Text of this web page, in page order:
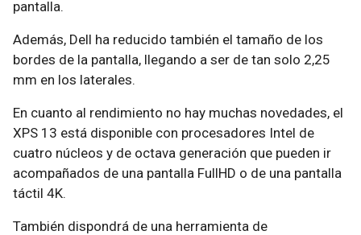
pantalla.
Además, Dell ha reducido también el tamaño de los
bordes de la pantalla, llegando a ser de tan solo 2,25
mm en los laterales.
En cuanto al rendimiento no hay muchas novedades, el
XPS 13 está disponible con procesadores Intel de
cuatro núcleos y de octava generación que pueden ir
acompañados de una pantalla FullHD o de una pantalla
táctil 4K.
También dispondrá de una herramienta de